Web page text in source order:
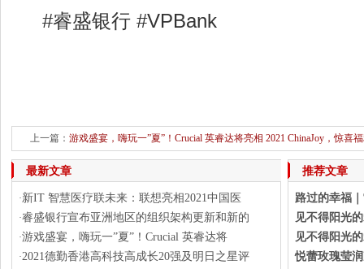
#睿盛银行 #VPBank
上一篇： 游戏盛宴，嗨玩一”夏”！Crucial 英睿达将亮相 2021 ChinaJoy，惊喜
下一篇： 新IT 智慧医疗联
最新文章
·新IT 智慧医疗联未来：联想亮相2021中国医
·睿盛银行宣布亚洲地区的组织架构更新和新的
·游戏盛宴，嗨玩一”夏”！Crucial 英睿达将
·2021德勤香港高科技高成长20强及明日之星评
推荐文章
路过的幸福
见不得阳光
见不得阳光
悦蕾玫瑰莹